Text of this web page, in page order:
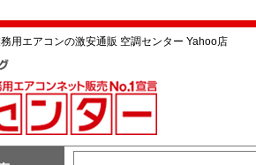
用エアコンの激安通販 空調センター Yahoo店